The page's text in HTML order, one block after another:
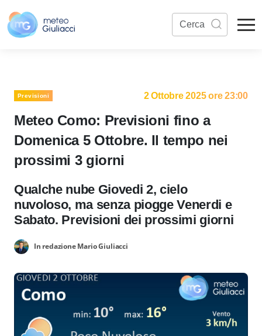
Previsioni 2 Ottobre 2025 ore 23:00
Meteo Como: Previsioni fino a
Domenica 5 Ottobre. Il tempo nei
prossimi 3 giorni
Qualche nube Giovedi 2, cielo
nuvoloso, ma senza piogge Venerdi e
Sabato. Previsioni dei prossimi giorni
In redazione Mario Giuliacci